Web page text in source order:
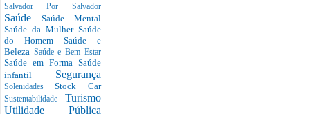
Salvador Por Salvador
Saúde Saúde Mental
Saúde da Mulher Saúde
do Homem Saúde e
Beleza Saúde e Bem Estar
Saúde em Forma Saúde
infantil Segurança
SolenidadesStock Car
Sustentabilidade Turismo
Utilidade Pública